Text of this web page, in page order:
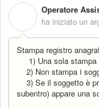
Operatore
ha iniziato un
Stampa registro
1) Una sola stampa
2) Non stampa i
3) Se il soggetto è
subentro) appare una